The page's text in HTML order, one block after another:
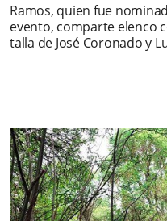
Ramos, quien fue
evento, comparte elenco
talla de José Coronado y